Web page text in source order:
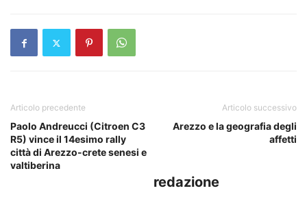
Articolo precedente
Paolo Andreucci (Citroen C3
R5) vince il 14esimo rally
città di Arezzo-crete senesi e
valtiberina
Articolo successivo
Arezzo e la geografia degli
affetti
redazione